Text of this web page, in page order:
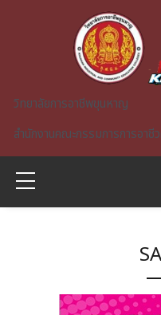
Skip to main content
วิทยาลัยการอาชีพขุนหาญ
สำนักงานคณะกรรมการการอาชี